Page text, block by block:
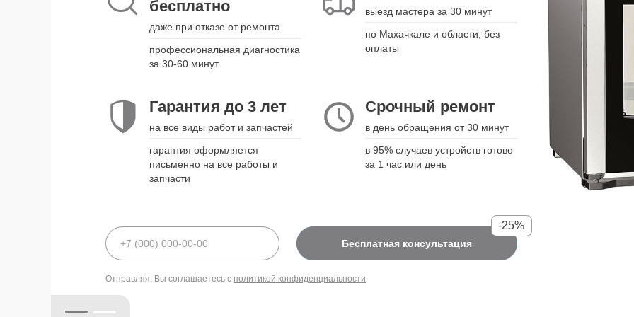
бесплатно
даже при отказе от ремонта
профессиональная диагностика
за 30-60 минут
выезд мастера за 30 минут
по Махачкале и области, без
оплаты
Гарантия до 3 лет
на все виды работ и запчастей
гарантия оформляется
письменно на все работы и
запчасти
Срочный ремонт
в день обращения от 30 минут
в 95% случаев устройств готово
за 1 час или день
Бесплатная консультация
-25%
Отправляя, Вы соглашаетесь с политикой конфиденциальности
наши курьеры приедут в удобное
устройство обратно, когда оно
будет готово
подстраиваемся
укажите дату, время и модель
устройства, а мы свяжемся для
Гарантия до 3 лет
на все виды работ и запчастей
гарантия оформляется письменно
на все работы и запчасти
Срочный ремонт
в день обращения от 30 минут
в 95% случаев устройств готово за
1 час или день
Бесплатная консультация
политикой конфиденциальности